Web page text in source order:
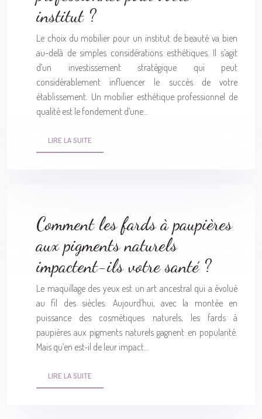
institut ?
Le choix du mobilier pour un institut de beauté va bien
au-delà de simples considérations esthétiques. Il s’agit
d’un investissement stratégique qui peut
considérablement influencer le succès de votre
établissement. Un mobilier esthétique professionnel de
qualité est le fondement d’une…
LIRE LA SUITE
Comment les fards à paupières
aux pigments naturels
impactent-ils votre santé ?
Le maquillage des yeux est un art ancestral qui a évolué
au fil des siècles. Aujourd’hui, avec la montée en
puissance des cosmétiques naturels, les fards à
paupières aux pigments naturels gagnent en popularité.
Mais qu’en est-il de leur impact…
LIRE LA SUITE